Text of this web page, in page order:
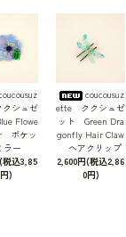
シュゼ
Flowe
ポケッ
ラー
税込3,85
)
coucousuz
ette ククシュゼ
ット Green Dra
gonfly Hair Claw
ヘアクリップ
2,600円(税込2,86
0円)